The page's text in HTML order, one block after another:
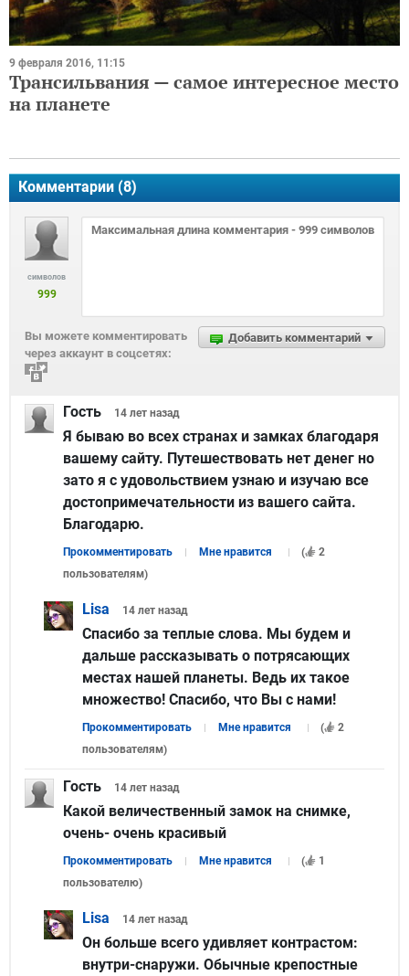
9 февраля 2016, 11:15
Трансильвания — самое интересное место
на планете
Комментарии (8)
символов
999
Добавить комментарий
Вы можете комментировать
через аккаунт в соцсетях:
Гость 14 лет назад
Я бываю во всех странах и замках благодаря
вашему сайту. Путешествовать нет денег но
зато я с удовольствием узнаю и изучаю все
достопримечательности из вашего сайта.
Благодарю.
Прокомментировать Мне нравится (
2
пользователям)
Lisa 14 лет назад
Спасибо за теплые слова. Мы будем и
дальше рассказывать о потрясающих
местах нашей планеты. Ведь их такое
множество! Спасибо, что Вы с нами!
Прокомментировать Мне нравится (
2
пользователям)
Гость 14 лет назад
Какой величественный замок на снимке,
очень- очень красивый
Прокомментировать Мне нравится (
1
пользователю)
Lisa 14 лет назад
Он больше всего удивляет контрастом:
внутри-снаружи. Обычные крепостные